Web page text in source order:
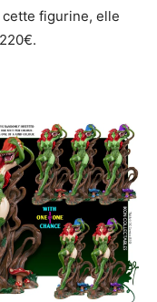
figurine, elle